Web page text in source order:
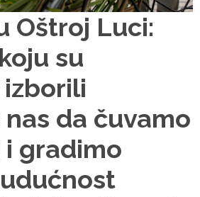
Oštroj Luci:
su
da čuvamo
i gradimo